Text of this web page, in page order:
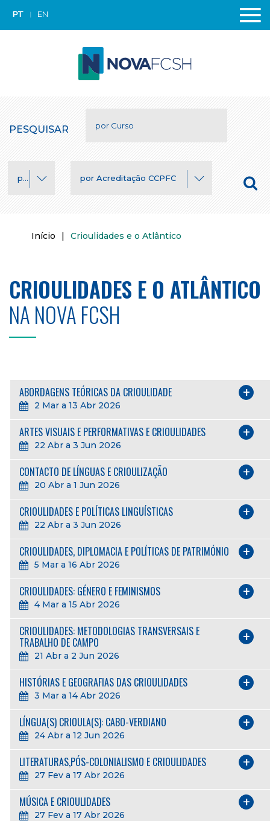
PT EN
PESQUISAR
por Área por Acreditação CCPFC
Início | Crioulidades e o Atlântico
CRIOULIDADES E O ATLÂNTICO
NA NOVA FCSH
ABORDAGENS TEÓRICAS DA CRIOULIDADE
2 Mar a 13 Abr 2026
ARTES VISUAIS E PERFORMATIVAS E CRIOULIDADES
22 Abr a 3 Jun 2026
CONTACTO DE LÍNGUAS E CRIOULIZAÇÃO
20 Abr a 1 Jun 2026
CRIOULIDADES E POLÍTICAS LINGUÍSTICAS
22 Abr a 3 Jun 2026
CRIOULIDADES, DIPLOMACIA E POLÍTICAS DE PATRIMÓNIO
5 Mar a 16 Abr 2026
CRIOULIDADES: GÉNERO E FEMINISMOS
4 Mar a 15 Abr 2026
CRIOULIDADES: METODOLOGIAS TRANSVERSAIS E
TRABALHO DE CAMPO
21 Abr a 2 Jun 2026
HISTÓRIAS E GEOGRAFIAS DAS CRIOULIDADES
3 Mar a 14 Abr 2026
LÍNGUA(S) CRIOULA(S): CABO-VERDIANO
24 Abr a 12 Jun 2026
LITERATURAS,PÓS-COLONIALISMO E CRIOULIDADES
27 Fev a 17 Abr 2026
MÚSICA E CRIOULIDADES
27 Fev a 17 Abr 2026